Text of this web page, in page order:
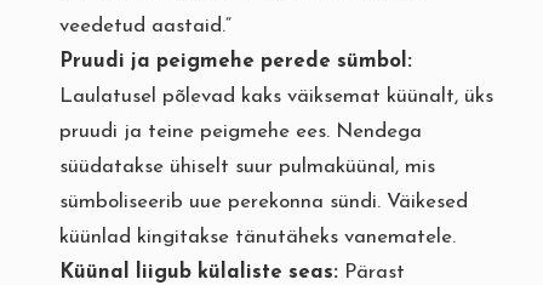
veedetud aastaid.“
Pruudi ja peigmehe perede sümbol:
Laulatusel põlevad kaks väiksemat küünalt, üks
pruudi ja teine peigmehe ees. Nendega
süüdatakse ühiselt suur pulmaküünal, mis
sümboliseerib uue perekonna sündi. Väikesed
küünlad kingitakse tänutäheks vanematele.
Küünal liigub külaliste seas: Pärast